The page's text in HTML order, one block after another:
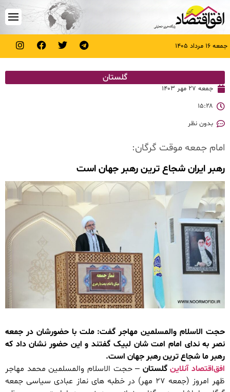
جمعه ۱۶ مرداد ۱۴۰۵
گلستان
جمعه ۲۷ مهر ۱۴۰۳
۱۵:۲۸
بدون نظر
امام جمعه موقت گرگان:
رهبر ایران شجاع ترین رهبر جهان است
حجت الاسلام والمسلمین مهاجر گفت: ملت با حضورشان در جمعه
نصر به ندای امام امت شان لبیک گفتند و این حضور نشان داد که
رهبر ما شجاع ترین رهبر جهان است.
افق‌اقتصاد آنلاینگلستان – حجت الاسلام والمسلمین محمد مهاجر
ظهر امروز (جمعه ٢٧ مهر) در خطبه های نماز عبادی سیاسی جمعه